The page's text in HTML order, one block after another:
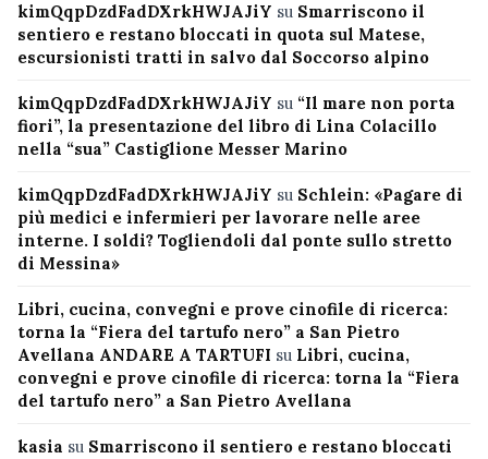
kimQqpDzdFadDXrkHWJAJiY su Smarriscono il
sentiero e restano bloccati in quota sul Matese,
escursionisti tratti in salvo dal Soccorso alpino
kimQqpDzdFadDXrkHWJAJiY su “Il mare non porta
fiori”, la presentazione del libro di Lina Colacillo
nella “sua” Castiglione Messer Marino
kimQqpDzdFadDXrkHWJAJiY su Schlein: «Pagare di
più medici e infermieri per lavorare nelle aree
interne. I soldi? Togliendoli dal ponte sullo stretto
di Messina»
Libri, cucina, convegni e prove cinofile di ricerca:
torna la “Fiera del tartufo nero” a San Pietro
Avellana ANDARE A TARTUFI su Libri, cucina,
convegni e prove cinofile di ricerca: torna la “Fiera
del tartufo nero” a San Pietro Avellana
kasia su Smarriscono il sentiero e restano bloccati